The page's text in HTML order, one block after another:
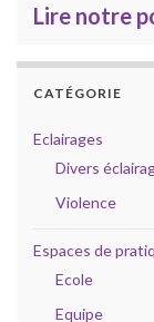
Lire notre
CATÉGORIE
Eclairages
Divers
Violence
Espaces de
Ecole
Equipe